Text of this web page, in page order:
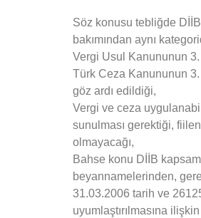
Söz konusu tebliğde
bakımından aynı
Vergi Usul Kanununun
Türk Ceza Kanununun 3.
göz ardı edildiği,
Vergi ve ceza
sunulması gerektiği,
olmayacağı,
Bahse konu DİİB
beyannamelerinden,
31.03.2006 tarih ve
uyumlaştırılmasına